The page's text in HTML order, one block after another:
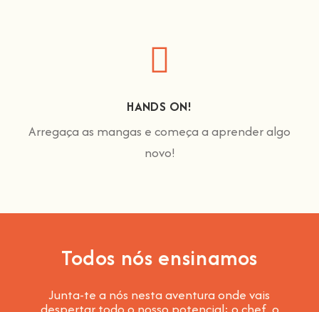
HANDS ON!
Arregaça as mangas e começa a aprender algo
novo!
Todos nós ensinamos
Junta-te a nós nesta aventura onde vais